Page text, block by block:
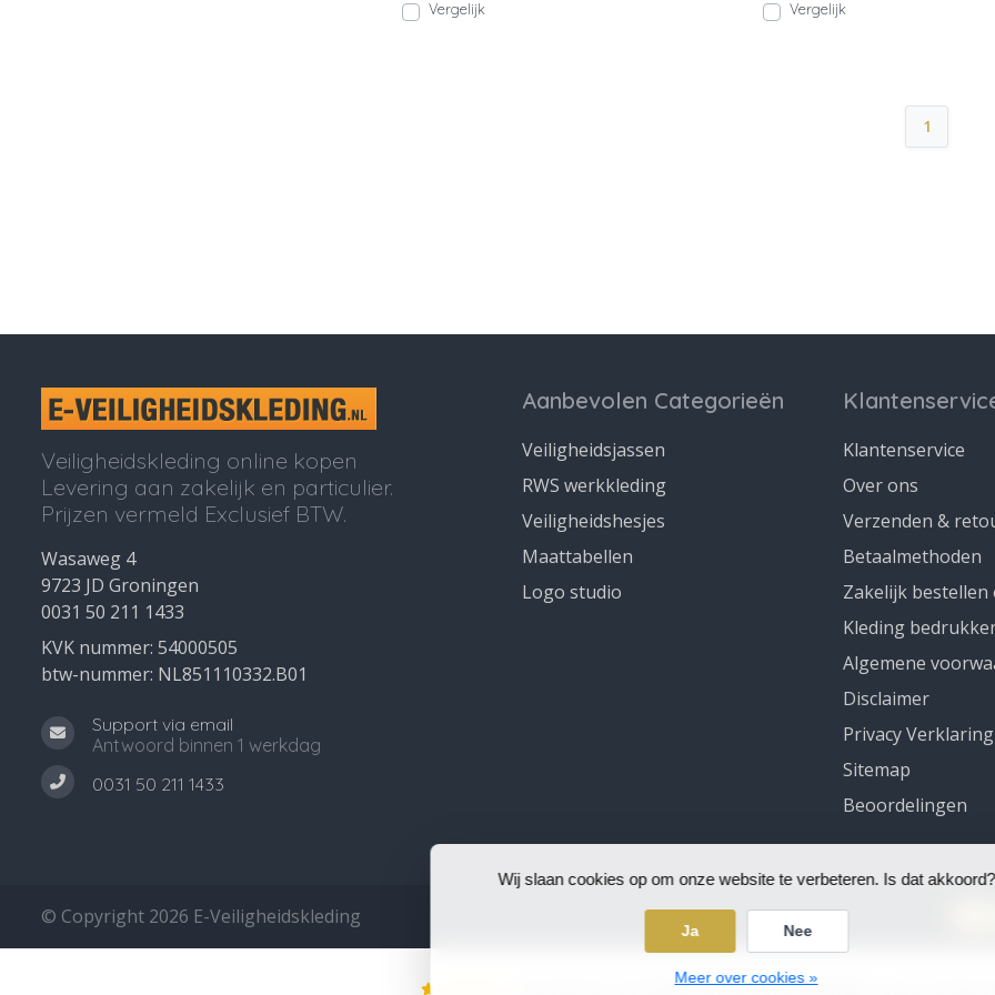
Wij slaan cookies op om onze website te verbeteren. Is dat akkoord?
Ja Nee
Meer over cookies »
Vergelijk Vergelijk
1
Veiligheidskleding online kopen
Levering aan zakelijk en particulier.
Prijzen vermeld Exclusief BTW.
Wasaweg 4
9723 JD Groningen
0031 50 211 1433
KVK nummer: 54000505
btw-nummer: NL851110332.B01
Support via email
Antwoord binnen 1 werkdag
0031 50 211 1433
Aanbevolen Categorieën
Veiligheidsjassen
RWS werkkleding
Veiligheidshesjes
Maattabellen
Logo studio
Klantenservice
Over ons
Verzenden &
Betaalmethoden
Zakelijk
Kleding
Algemene
Disclaimer
Privacy Verklaring
Sitemap
Beoordelingen
© Copyright 2026 E-Veiligheidskleding
sterren op basis van75beoordelingen.